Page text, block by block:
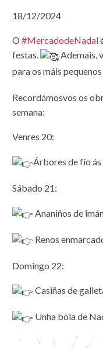
18/12/2024
O #MercadodeNadal
festas.
Ademais,
para os máis
Recordámosvos os
semana:
Venres 20:
Árbores de fío ás
Sábado 21:
Ananiños de
Renos
Domingo 22:
Casiñas de
Unha bóla de